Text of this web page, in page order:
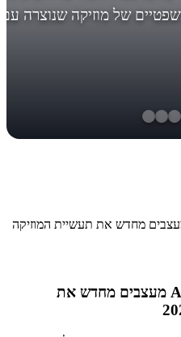
של מוזיקה שנוצרה עם
מבועה למהפכה: כיצד כלי ה־AI מעצבים מחדש את